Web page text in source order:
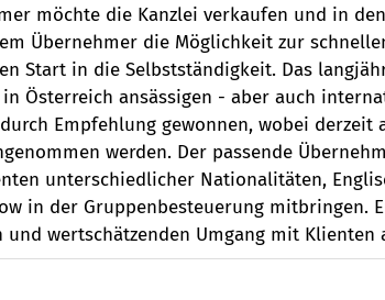
möchte die Kanzlei verkaufen und in
Übernehmer die Möglichkeit zur
Start in die Selbstständigkeit. Das
in Österreich ansässigen - aber auch
Empfehlung gewonnen, wobei derzeit
werden. Der passende
unterschiedlicher Nationalitäten,
in der Gruppenbesteuerung mitbringen.
und wertschätzenden Umgang mit Klienten